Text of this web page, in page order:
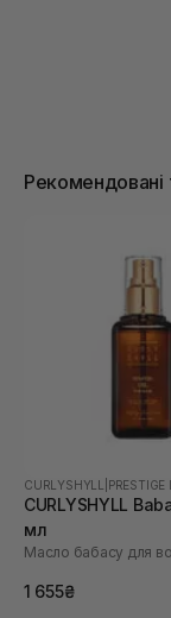
Рекомендовані
CURLYSHYLL PRESTIGE
CURLYSHYLL
мл
Масло бабасу для
1 655₴